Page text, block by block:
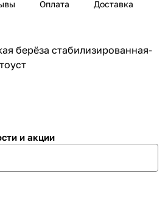
Оплата Доставка
берёза стабилизированная-
и акции